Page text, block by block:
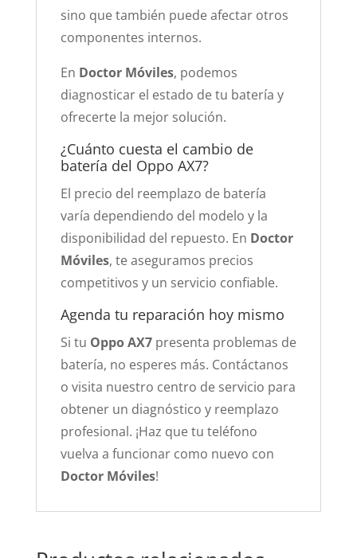
sino que también puede afectar otros
componentes internos.
En Doctor Móviles, podemos
diagnosticar el estado de tu batería y
ofrecerte la mejor solución.
¿Cuánto cuesta el cambio de
batería del Oppo AX7?
El precio del reemplazo de batería
varía dependiendo del modelo y la
disponibilidad del repuesto. En Doctor
Móviles, te aseguramos precios
competitivos y un servicio confiable.
Agenda tu reparación hoy mismo
Si tu Oppo AX7presenta problemas de
batería, no esperes más. Contáctanos
o visita nuestro centro de servicio para
obtener un diagnóstico y reemplazo
profesional. ¡Haz que tu teléfono
vuelva a funcionar como nuevo con
Doctor Móviles!